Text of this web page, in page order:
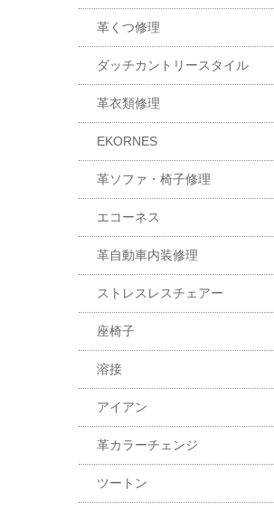
革くつ修理
ダッチカントリースタイル
革衣類修理
EKORNES
革ソファ・椅子修理
エコーネス
革自動車内装修理
ストレスレスチェアー
座椅子
溶接
アイアン
革カラーチェンジ
ツートン